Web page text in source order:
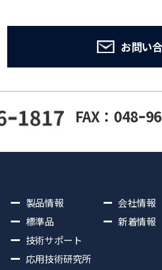
お問い
FAX：048ｰ
製品情報
標準品
技術サポート
応用技術研究所
会社情報
新着情報